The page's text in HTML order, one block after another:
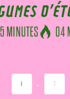
MINUTES 04
1 7